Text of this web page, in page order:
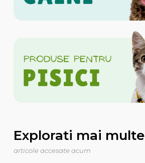
Explorati mai multe
articole accesate acum